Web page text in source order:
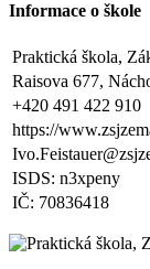
Branný den v
Šípkovaná - Nové
Zveřejněno:
Třídní výlet Liberec
Zveřejněno:
Výlet do ZOO
Zveřejněno:
plavecká výuka,
Zveřejněno:
Informace o škole
Praktická škola,
Raisova 677,
+420 491 422 910
https://
ISDS: n3xpeny
IČ: 70836418